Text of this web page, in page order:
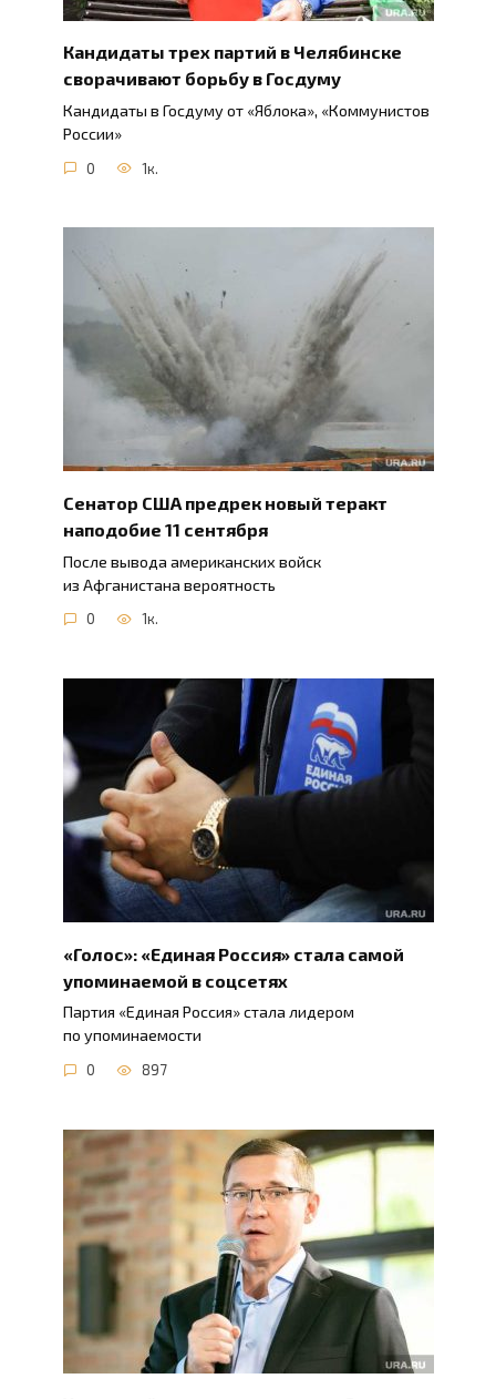
Кандидаты трех партий в Челябинске
сворачивают борьбу в Госдуму
Кандидаты в Госдуму от «Яблока», «Коммунистов
России»
0 1к.
Сенатор США предрек новый теракт
наподобие 11 сентября
После вывода американских войск
из Афганистана вероятность
0 1к.
«Голос»: «Единая Россия» стала самой
упоминаемой в соцсетях
Партия «Единая Россия» стала лидером
по упоминаемости
0 897